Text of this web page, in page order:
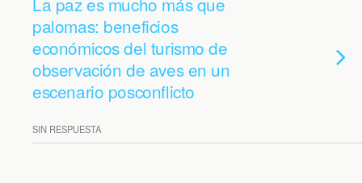
palomas: beneficios
económicos del turismo de
observación de aves en un
escenario posconflicto
SIN RESPUESTA